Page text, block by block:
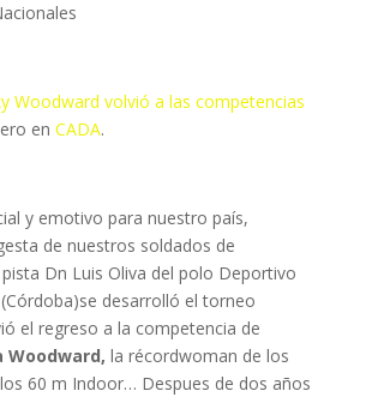
Woodward volvió a las competencias
en CADA.
y emotivo para nuestro país,
de nuestros soldados de
Dn Luis Oliva del polo Deportivo
desarrolló el torneo
el regreso a la competencia de
Woodward, la récordwoman de los
60 m Indoor… Despues de dos años